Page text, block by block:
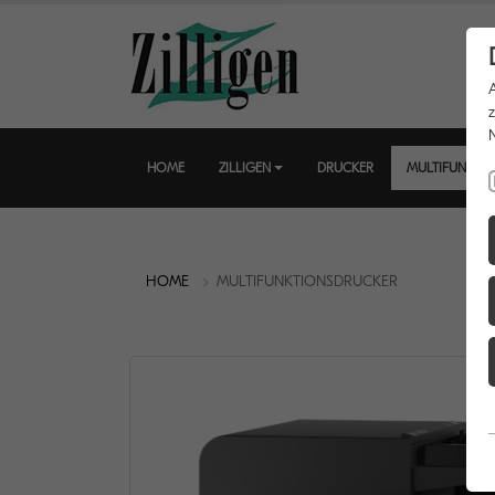
HOME ZILLIGEN DRUCKER
HOME MULTIFUNKTIONSDRUCKER